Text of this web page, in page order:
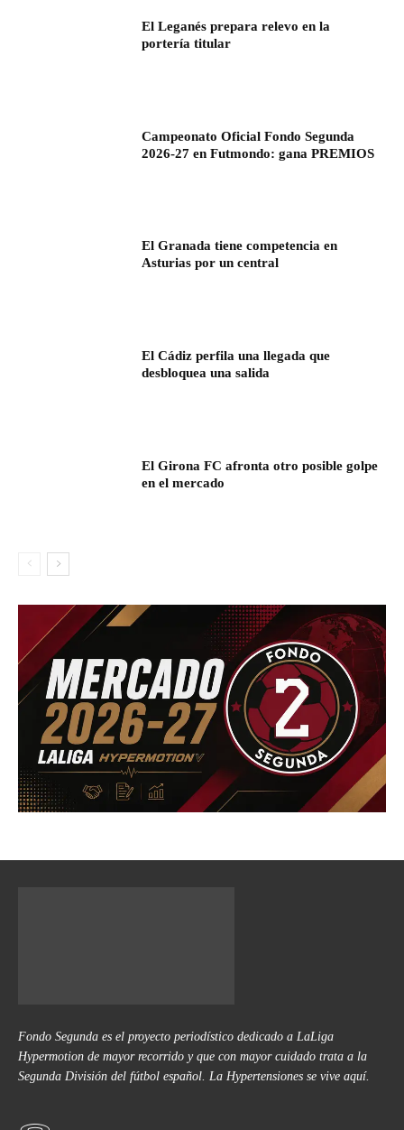
El Leganés prepara relevo en la
portería titular
Campeonato Oficial Fondo Segunda
2026-27 en Futmondo: gana PREMIOS
El Granada tiene competencia en
Asturias por un central
El Cádiz perfila una llegada que
desbloquea una salida
El Girona FC afronta otro posible golpe
en el mercado
Fondo Segunda es el proyecto periodístico dedicado a LaLiga
Hypermotion de mayor recorrido y que con mayor cuidado trata a la
Segunda División del fútbol español. La Hypertensiones se vive aquí.